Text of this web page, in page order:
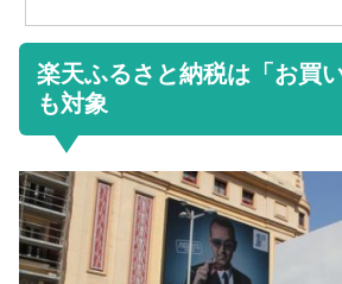
楽天ふるさと納税は「お買
も対象